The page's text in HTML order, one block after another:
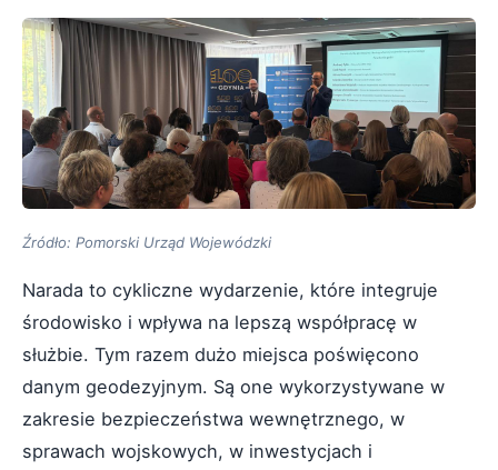
Źródło: Pomorski Urząd Wojewódzki
Narada to cykliczne wydarzenie, które integruje
środowisko i wpływa na lepszą współpracę w
służbie. Tym razem dużo miejsca poświęcono
danym geodezyjnym. Są one wykorzystywane w
zakresie bezpieczeństwa wewnętrznego, w
sprawach wojskowych, w inwestycjach i